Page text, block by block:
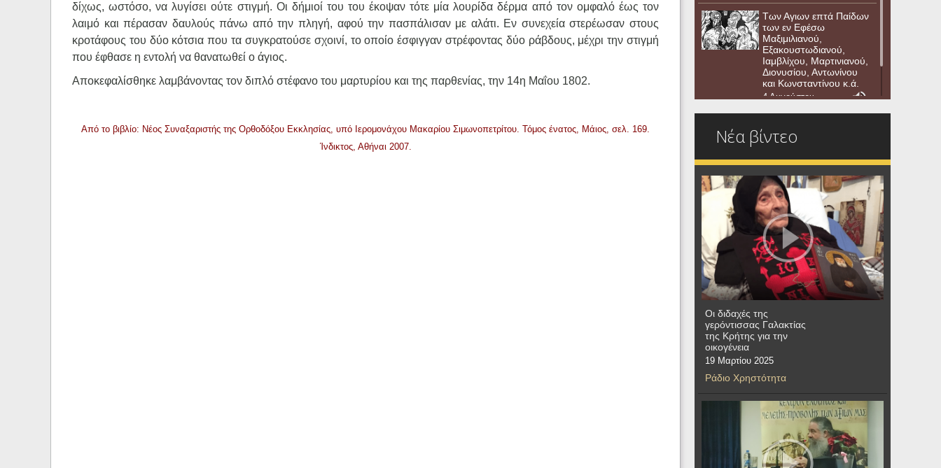
δίχως, ωστόσο, να λυγίσει ούτε στιγμή. Οι δήμιοί του του έκοψαν τότε μία λουρίδα δέρμα από τον ομφαλό έως τον
λαιμό και πέρασαν δαυλούς πάνω από την πληγή, αφού την πασπάλισαν με αλάτι. Εν συνεχεία στερέωσαν στους
κροτάφους του δύο κότσια που τα συγκρατούσε σχοινί, το οποίο έσφιγγαν στρέφοντας δύο ράβδους, μέχρι την στιγμή
που έφθασε η εντολή να θανατωθεί ο άγιος.
Αποκεφαλίσθηκε λαμβάνοντας τον διπλό στέφανο του μαρτυρίου και της παρθενίας, την 14η Μαΐου 1802.
Από το βιβλίο: Νέος Συναξαριστής της Ορθοδόξου Εκκλησίας, υπό Ιερομονάχου Μακαρίου Σιμωνοπετρίτου. Τόμος ένατος, Μάιος, σελ. 169.
Ίνδικτος, Αθήναι 2007.
Των Αγιων επτά Παίδων
των εν Εφέσω
Μαξιμιλιανού,
Εξακουστωδιανού,
Ιαμβλίχου, Μαρτινιανού,
Διονυσίου, Αντωνίνου
και Κωνσταντίνου κ.ά.
4 Αυγούστου
Νέα βίντεο
Οι διδαχές της
γερόντισσας Γαλακτίας
της Κρήτης για την
οικογένεια
19 Μαρτίου 2025
Ράδιο Χρηστότητα